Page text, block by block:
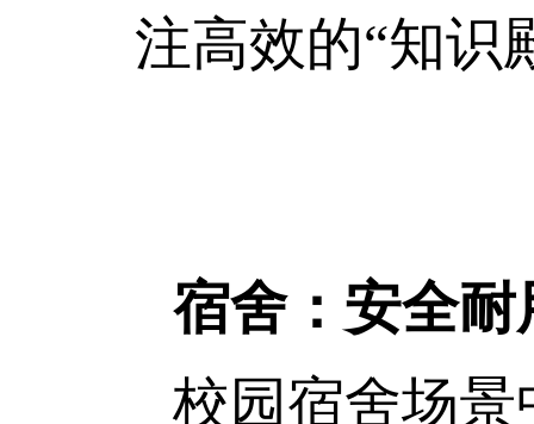
注高效的“知识
宿舍：安全
校园宿舍场